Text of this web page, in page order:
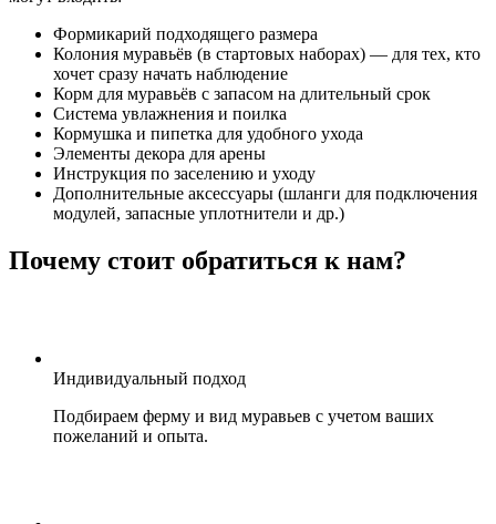
Формикарий подходящего размера
Колония муравьёв (в стартовых наборах) — для тех, кто
хочет сразу начать наблюдение
Корм для муравьёв с запасом на длительный срок
Система увлажнения и поилка
Кормушка и пипетка для удобного ухода
Элементы декора для арены
Инструкция по заселению и уходу
Дополнительные аксессуары (шланги для подключения
модулей, запасные уплотнители и др.)
Почему стоит обратиться к нам?
Индивидуальный подход
Подбираем ферму и вид муравьев с учетом ваших
пожеланий и опыта.